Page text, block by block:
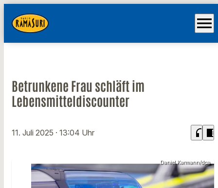
menu
Betrunkene Frau schläft im
Lebensmitteldiscounter
11. Juli 2025 · 13:04 Uhr headphones chrome_reader_mode
Daniel Karmann/dpa